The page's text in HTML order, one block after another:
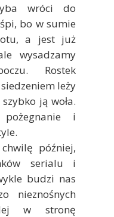
wróci do
bo w sumie
a jest już
wysadzamy
Rostek
leży
ją woła.
i
później,
serialu i
budzi nas
nieznośnych
w stronę